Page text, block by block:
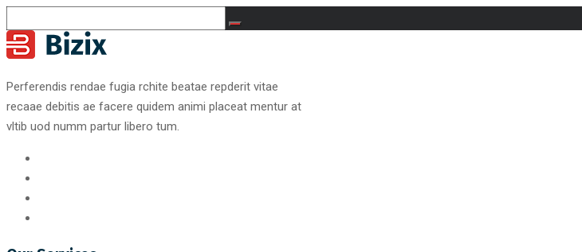
Perferendis rendae fugia rchite beatae repderit vitae
recaae debitis ae facere quidem animi placeat mentur at
vltib uod numm partur libero tum.